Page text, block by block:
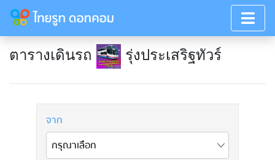
ตารางเดินรถ รุ่งประเสริฐทัวร์